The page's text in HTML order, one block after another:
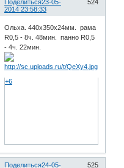
Поделиться 524
23-05-
2014 23:58:33
Ольха. 440х350х24мм. рама
R0,5 - 8ч. 48мин. панно R0,5
- 4ч. 22мин.
+6
Поделиться 525
24-05-